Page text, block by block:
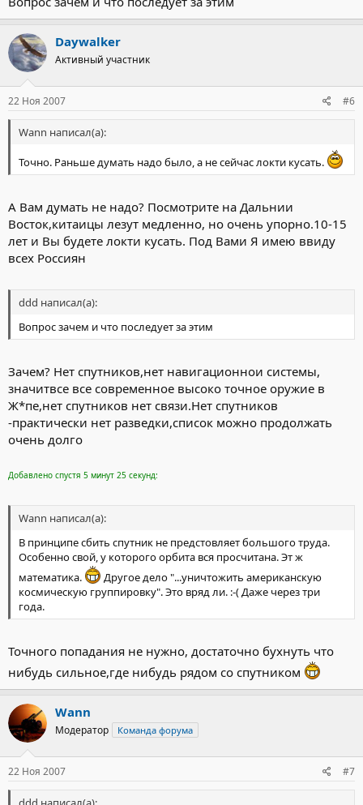
Daywalker
Активный участник
22 Ноя 2007 #6
Wann написал(а):
Точно. Раньше думать надо было, а не сейчас локти кусать.
А Вам думать не надо? Посмотрите на Дальнии
Восток,китаицы лезут медленно, но очень упорно.10-15
лет и Вы будете локти кусать. Под Вами Я имею ввиду
всех Россиян
ddd написал(а):
Вопрос зачем и что последует за этим
Зачем? Нет спутников,нет навигационнои системы,
значитвсе все современное высоко точное оружие в
Ж*пе,нет спутников нет связи.Нет спутников
-практически нет разведки,список можно продолжать
очень долго
Добавлено спустя 5 минут 25 секунд:
Wann написал(а):
В принципе сбить спутник не предстовляет большого труда.
Особенно свой, у которого орбита вся просчитана. Эт ж
математика.
Другое дело "...уничтожить американскую
космическую группировку". Это вряд ли. :-( Даже через три
года.
Точного попадания не нужно, достаточно бухнуть что
нибудь сильное,где нибудь рядом со спутником
Wann
Модератор Команда форума
22 Ноя 2007 #7